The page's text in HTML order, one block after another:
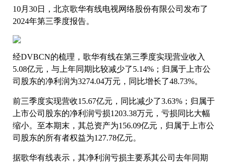
10月30日，北京歌华有线电视网络股份有限公司发布了
2024年第三季度报告。
经DVBCN的梳理，歌华有线在第三季度实现营业收入
5.08亿元，与上年同期比较减少了5.14%；归属于上市公
司股东的净利润为3274.04万元，同比增长了48.73%。
前三季度实现营收15.67亿元，同比减少了3.63%；归属于
上市公司股东的净利润亏损1203.38万元，亏损同比大幅
缩小。至本期末，其总资产为156.09亿元，归属于上市公
司股东的所有者权益为127.78亿元。
据歌华有线表示，其净利润亏损主要系其公司去年同期